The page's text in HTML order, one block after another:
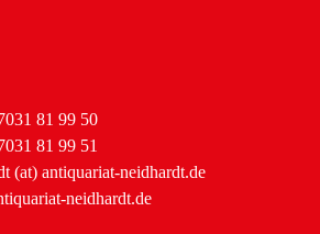
81 99 50
81 99 51
(at) antiquariat-neidhardt.de
neidhardt.de